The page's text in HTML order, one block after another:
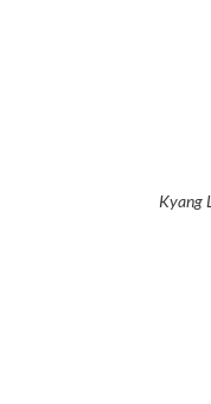
Kyang